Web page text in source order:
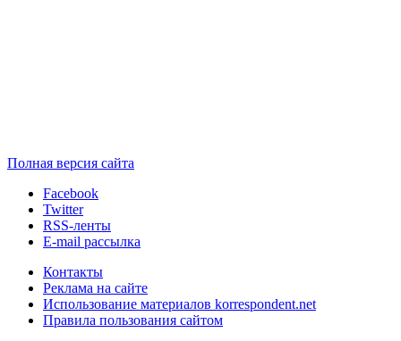
Полная версия сайта
Facebook
Twitter
RSS-ленты
E-mail рассылка
Контакты
Реклама на сайте
Использование материалов korrespondent.net
Правила пользования сайтом